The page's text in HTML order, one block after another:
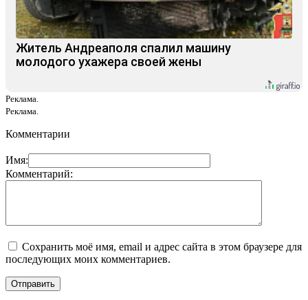
Житель Андреаполя спалил машину
молодого ухажера своей жены
Реклама.
Реклама.
Комментарии
Имя:
Комментарий:
Сохранить моё имя, email и адрес сайта в этом браузере для
последующих моих комментариев.